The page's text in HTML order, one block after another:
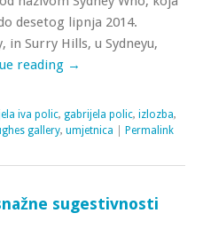
desetog lipnja 2014.
in Surry Hills, u Sydneyu,
reading →
iva polic, gabrijela polic, izlozba,
gallery, umjetnica Permalink
sugestivnosti